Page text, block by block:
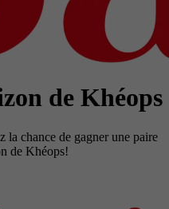
de Khéops
chance de gagner une paire
de Khéops!